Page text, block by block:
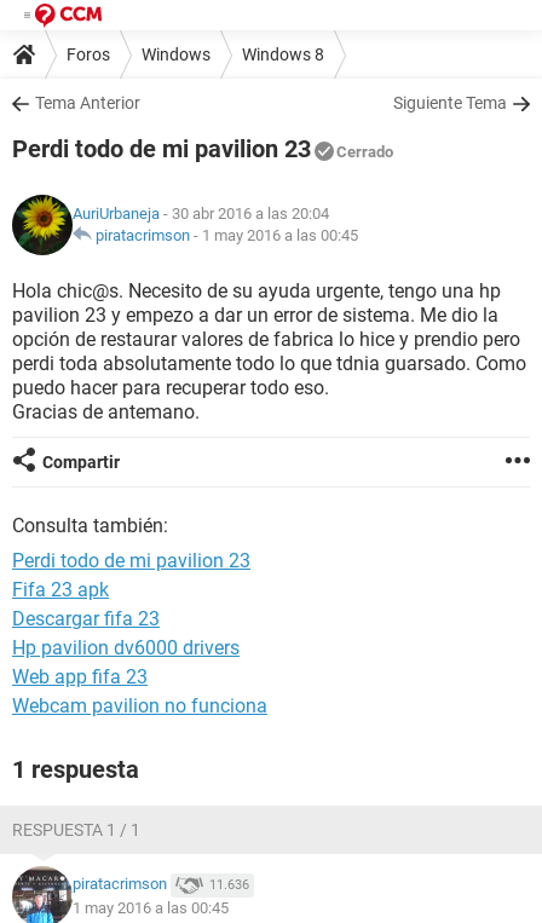
Foros Windows Windows 8
Tema Anterior Siguiente Tema
Perdi todo de mi pavilion 23 Cerrado
AuriUrbaneja - 30 abr 2016 a las 20:04
piratacrimson - 1 may 2016 a las 00:45
Hola chic@s. Necesito de su ayuda urgente, tengo una hp
pavilion 23 y empezo a dar un error de sistema. Me dio la
opción de restaurar valores de fabrica lo hice y prendio pero
perdi toda absolutamente todo lo que tdnia guarsado. Como
puedo hacer para recuperar todo eso.
Gracias de antemano.
Compartir
Consulta también:
Perdi todo de mi pavilion 23
Fifa 23 apk
Descargar fifa 23
Hp pavilion dv6000 drivers
Web app fifa 23
Webcam pavilion no funciona
1 respuesta
RESPUESTA 1 / 1
piratacrimson 11.636
1 may 2016 a las 00:45